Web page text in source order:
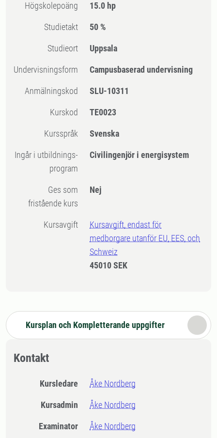
högskolepoäng 15.0 hp
Studietakt 50 %
Studieort Uppsala
Undervisningsform Campusbaserad undervisning
Anmälningskod SLU-10311
Kurskod TE0023
Kursspråk Svenska
Ingår i utbildnings-
program
Civilingenjör i energisystem
Ges som
fristående kurs
Nej
Kursavgift
Kursavgift, endast för
medborgare utanför EU, EES, och
Schweiz
45010 SEK
Kursplan och Kompletterande uppgifter
Kontakt
Kursledare Åke Nordberg
Kursadmin Åke Nordberg
Examinator Åke Nordberg